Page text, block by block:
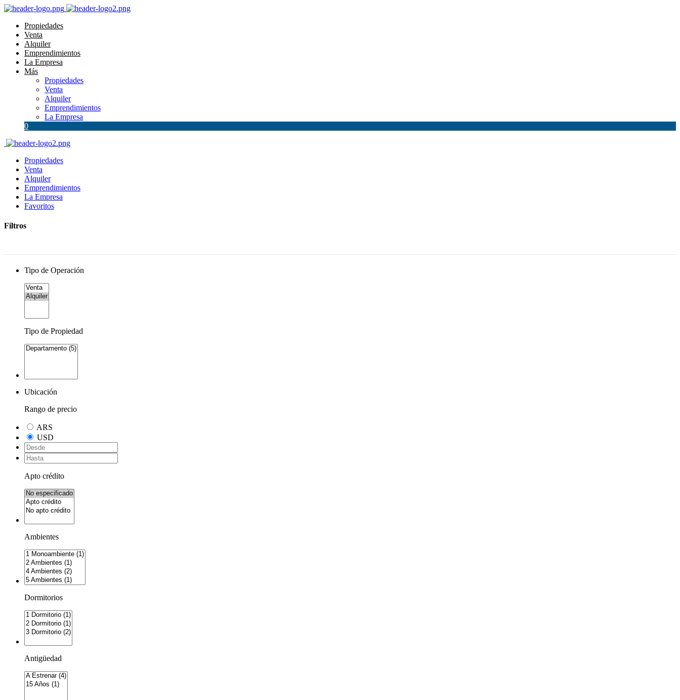
Propiedades
Venta
Alquiler
Emprendimientos
La Empresa
Más
Propiedades
Venta
Alquiler
Emprendimientos
La Empresa
0
Propiedades
Venta
Alquiler
Emprendimientos
La Empresa
Favoritos
Filtros
Tipo de Operación
Tipo de Propiedad
Ubicación
Rango de precio
ARS
USD
Apto crédito
Ambientes
Dormitorios
Antigüedad